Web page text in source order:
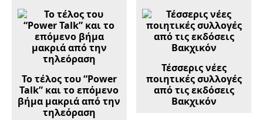
Το τέλος του “Power
Talk” και το επόμενο
βήμα μακριά από την
τηλεόραση
Τέσσερις νέες
ποιητικές συλλογές
από τις εκδόσεις
Βακχικόν